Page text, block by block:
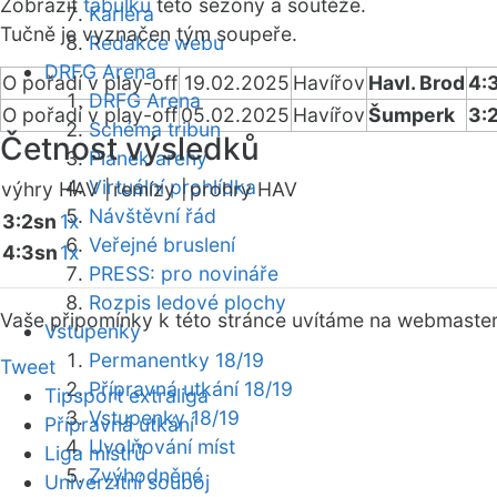
Kariéra
Redakce webu
DRFG Arena
DRFG Arena
Schéma tribun
Plánek areny
Virtuální prohlídka
Návštěvní řád
Veřejné bruslení
PRESS: pro novináře
Rozpis ledové plochy
Vstupenky
Permanentky 18/19
Přípravná utkání 18/19
Vstupenky 18/19
Uvolňování míst
Zvýhodněné
Zobrazit tabulku této sezóny a soutěže.
Tučně je vyznačen tým soupeře.
O pořadí v play-off 19.02.2025 Havířov Havl. Brod
O pořadí v play-off05.02.2025 HavířovŠumperk
Četnost výsledků
výhry HAV |remízy |prohry HAV
3:2sn 1x
4:3sn1x
Vaše připomínky k této stránce uvítáme na webmaster
Tweet
Tipsport extraliga
Přípravná utkání
Liga mistrů
Univerzitní souboj